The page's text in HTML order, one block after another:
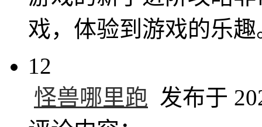
戏，体验到游戏的乐趣
12
怪兽哪里跑 发布于